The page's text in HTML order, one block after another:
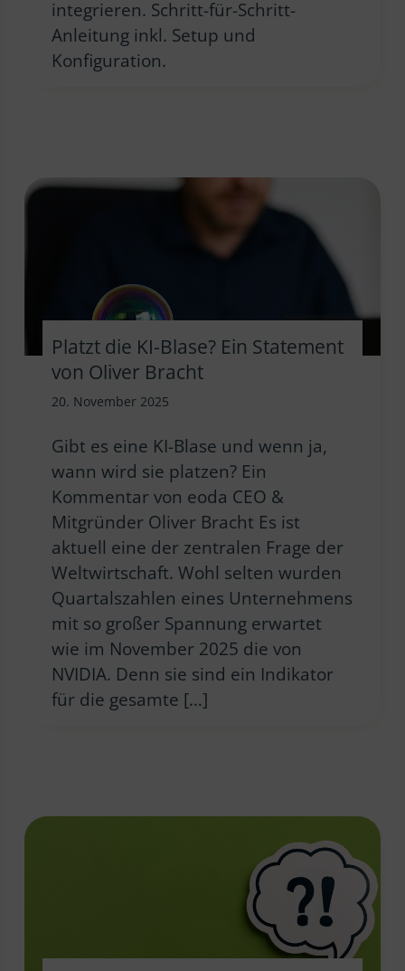
integrieren. Schritt-für-Schritt-
Anleitung inkl. Setup und
Konfiguration.
Platzt die KI-Blase? Ein Statement
von Oliver Bracht
20. November 2025
Gibt es eine KI-Blase und wenn ja,
wann wird sie platzen? Ein
Kommentar von eoda CEO &
Mitgründer Oliver Bracht Es ist
aktuell eine der zentralen Frage der
Weltwirtschaft. Wohl selten wurden
Quartalszahlen eines Unternehmens
mit so großer Spannung erwartet
wie im November 2025 die von
NVIDIA. Denn sie sind ein Indikator
für die gesamte […]